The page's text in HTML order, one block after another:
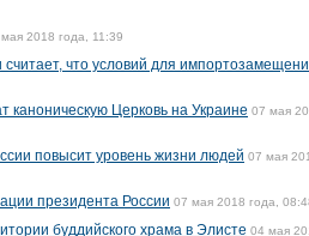
2018 года, 11:39
что условий для
Церковь на Украине 07 мая
повысит уровень жизни людей 07 мая
президента России 07 мая 2018 года,
буддийского храма в Элисте 04 мая